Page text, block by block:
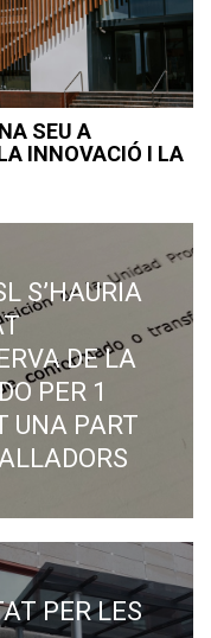
SEU A
INNOVACIÓ I LA
S’HAURIA
DE LA
PER 1
UNA PART
PER LES